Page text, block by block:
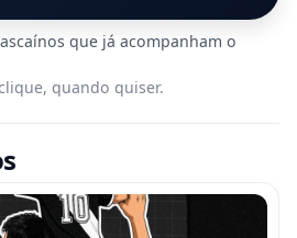
quando quiser.